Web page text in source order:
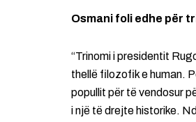
Osmani foli edhe për
“Trinomi i presidentit
thellë filozofik e human.
popullit për të vendosur
i një të drejte historike.